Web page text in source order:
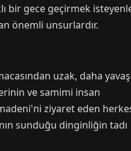
bir gece geçirmek
önemli unsurlardır.
uzak, daha
ve samimi insan
ziyaret eden
sunduğu dinginliğin tadı